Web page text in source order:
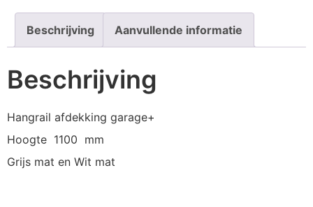
Beschrijving Aanvullende informatie
Beschrijving
Hangrail afdekking garage+
Hoogte 1100 mm
Grijs mat en Wit mat